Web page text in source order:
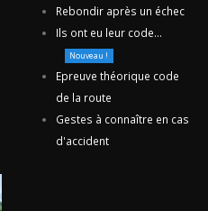
Rebondir après un échec
Ils ont eu leur code...
Nouveau !
Epreuve théorique code
de la route
Gestes à connaître en cas
d'accident